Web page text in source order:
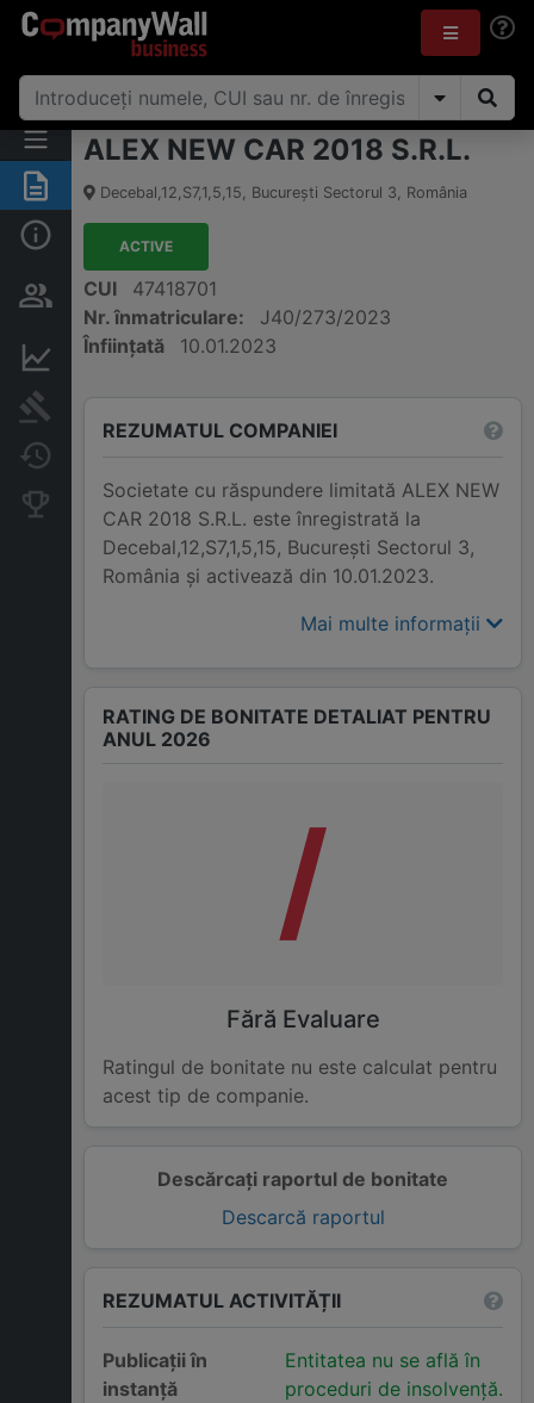
Rezumat
Persoane și structură de
proprietate
Informații financiare
Modificări
Companii concurente
ALEX NEW CAR 2018 S.R.L.
Decebal,12,S7,1,5,15, Bucureşti Sectorul 3, România
ACTIVE
CUI
47418701
Nr. înmatriculare:
J40/273/2023
Înființată
10.01.2023
REZUMATUL COMPANIEI
Societate cu răspundere limitată ALEX NEW
CAR 2018 S.R.L. este înregistrată la
Decebal,12,S7,1,5,15, Bucureşti Sectorul 3,
România și activează din 10.01.2023.
Mai multe informații
Descărcați raportul de bonitate
Descarcă raportul
RATING DE BONITATE DETALIAT PENTRU
ANUL 2026
/
Fără Evaluare
Ratingul de bonitate nu este calculat pentru
acest tip de companie.
REZUMATUL ACTIVITĂȚII
Publicații în
instanță
Entitatea nu se află în
proceduri de insolvență.